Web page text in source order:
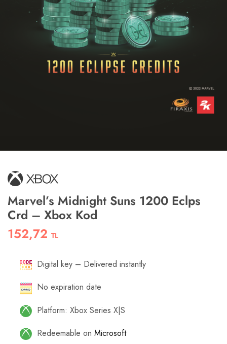
Marvel’s Midnight Suns 1200 Eclps
Crd – Xbox Kod
152,72 TL
Digital key – Delivered instantly
No expiration date
Platform: Xbox Series X|S
Redeemable on Microsoft